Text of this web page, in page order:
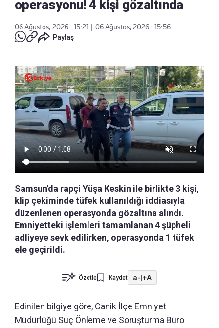
operasyonu! 4 kişi gözaltında
06 Ağustos, 2026 - 15:21
06 Ağustos, 2026 - 15:56
Paylaş
Samsun'da rapçi Yüşa Keskin ile birlikte 3 kişi,
klip çekiminde tüfek kullanıldığı iddiasıyla
düzenlenen operasyonda gözaltına alındı.
Emniyetteki işlemleri tamamlanan 4 şüpheli
adliyeye sevk edilirken, operasyonda 1 tüfek
ele geçirildi.
Özetle Kaydet a-|+A
Edinilen bilgiye göre, Canik İlçe Emniyet
Müdürlüğü Suç Önleme ve Soruşturma Büro